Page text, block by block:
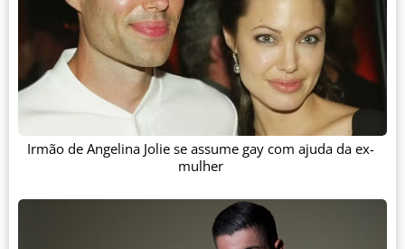
Irmão de Angelina Jolie se assume gay com ajuda da ex-
mulher